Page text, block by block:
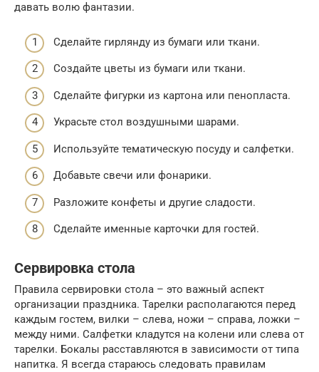
давать волю фантазии.
Сделайте гирлянду из бумаги или ткани.
Создайте цветы из бумаги или ткани.
Сделайте фигурки из картона или пенопласта.
Украсьте стол воздушными шарами.
Используйте тематическую посуду и салфетки.
Добавьте свечи или фонарики.
Разложите конфеты и другие сладости.
Сделайте именные карточки для гостей.
Сервировка стола
Правила сервировки стола – это важный аспект
организации праздника. Тарелки располагаются перед
каждым гостем, вилки – слева, ножи – справа, ложки –
между ними. Салфетки кладутся на колени или слева от
тарелки. Бокалы расставляются в зависимости от типа
напитка. Я всегда стараюсь следовать правилам